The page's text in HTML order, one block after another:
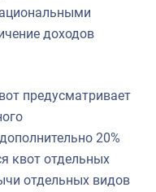
доходов
предусматривает
20%
квот отдельных
отдельных видов